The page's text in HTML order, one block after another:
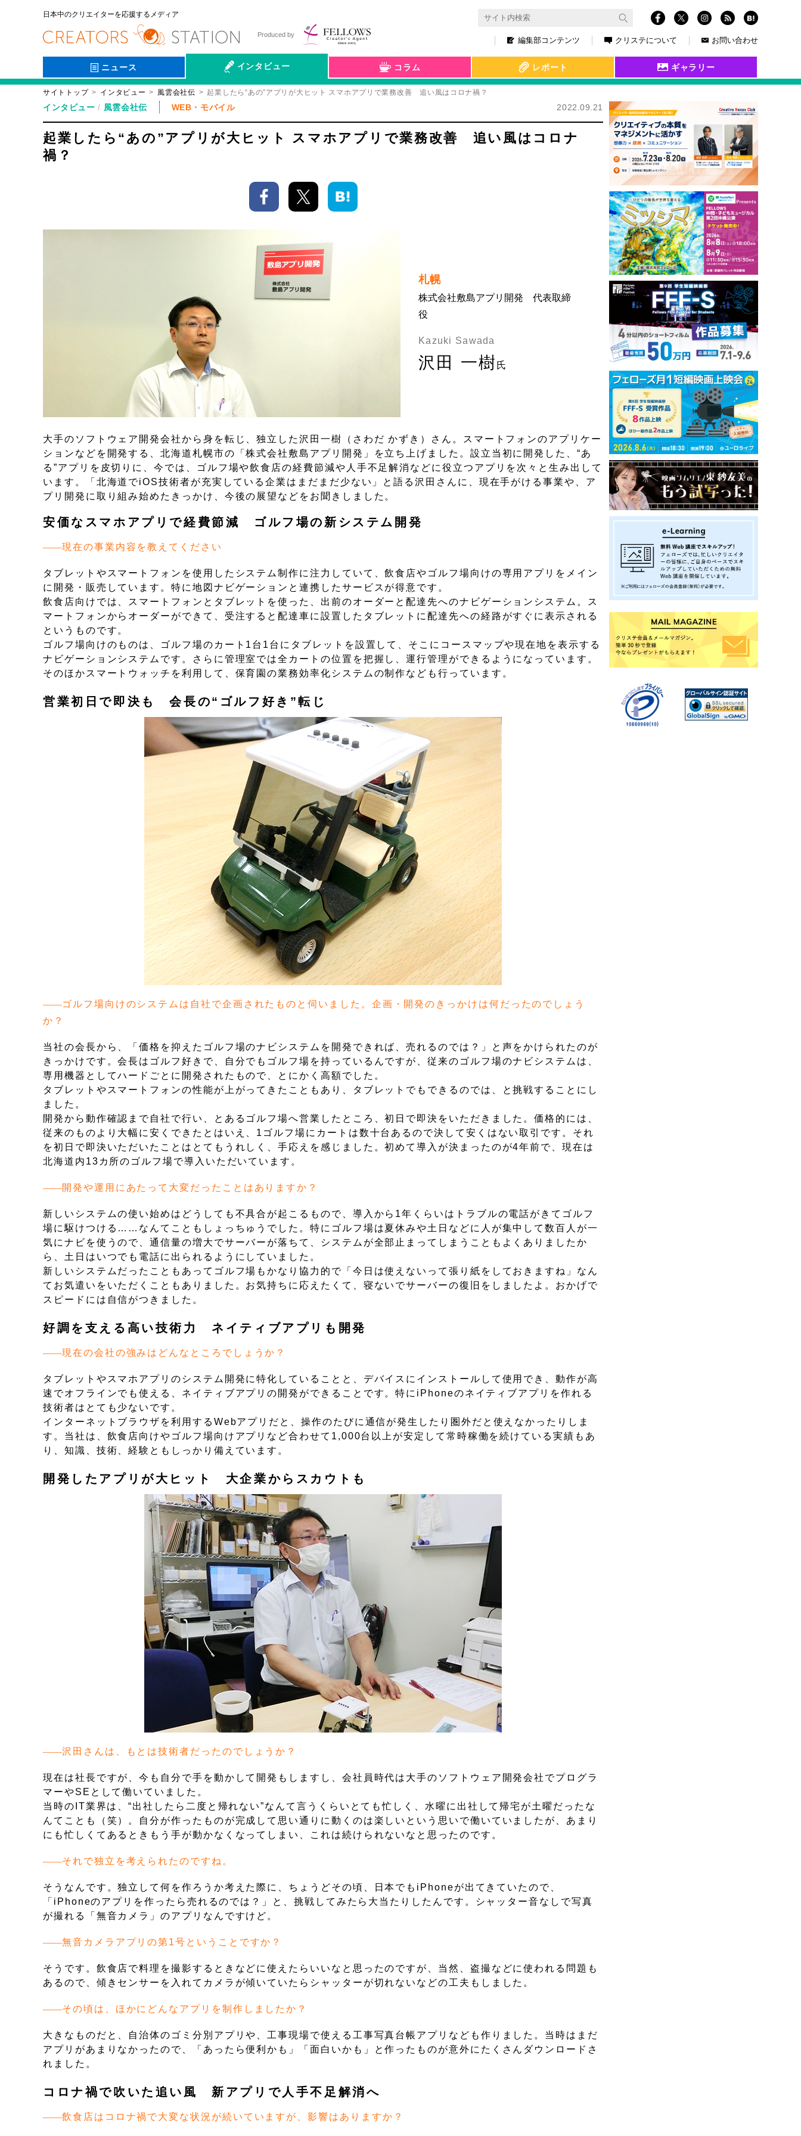
日本中のクリエイターを応援するメディア
編集部コンテンツ クリステについて お問い合わせ
Produced by
ニュース インタビュー
会社伝
コラム レポート ギャラリー
サイトトップ インタビュー 風雲会社伝 起業したら“あの”アプリが大ヒット スマホアプリで業務改善 追い風はコロナ禍？
インタビュー 風雲会社伝 WEB・モバイル 2022.09.21
起業したら“あの”アプリが大ヒット スマホアプリで業務改善 追い風はコロナ
禍？
札幌
株式会社敷島アプリ開発 代表取締
役
Kazuki Sawada
沢田 一樹 氏
大手のソフトウェア開発会社から身を転じ、独立した沢田一樹（さわだ かずき）さん。スマートフォンのアプリケー
ションなどを開発する、北海道札幌市の「株式会社敷島アプリ開発」を立ち上げました。設立当初に開発した、“あ
る”アプリを皮切りに、今では、ゴルフ場や飲食店の経費節減や人手不足解消などに役立つアプリを次々と生み出して
います。「北海道でiOS技術者が充実している企業はまだまだ少ない」と語る沢田さんに、現在手がける事業や、ア
プリ開発に取り組み始めたきっかけ、今後の展望などをお聞きしました。
安価なスマホアプリで経費節減 ゴルフ場の新システム開発
現在の事業内容を教えてください
タブレットやスマートフォンを使用したシステム制作に注力していて、飲食店やゴルフ場向けの専用アプリをメイン
に開発・販売しています。特に地図ナビゲーションと連携したサービスが得意です。
飲食店向けでは、スマートフォンとタブレットを使った、出前のオーダーと配達先へのナビゲーションシステム。ス
マートフォンからオーダーができて、受注すると配達車に設置したタブレットに配達先への経路がすぐに表示される
というものです。
ゴルフ場向けのものは、ゴルフ場のカート1台1台にタブレットを設置して、そこにコースマップや現在地を表示する
ナビゲーションシステムです。さらに管理室では全カートの位置を把握し、運行管理ができるようになっています。
そのほかスマートウォッチを利用して、保育園の業務効率化システムの制作なども行っています。
営業初日で即決も 会長の“ゴルフ好き”転じ
ゴルフ場向けのシステムは自社で企画されたものと伺いました。企画・開発のきっかけは何だったのでしょう
か？
当社の会長から、「価格を抑えたゴルフ場のナビシステムを開発できれば、売れるのでは？」と声をかけられたのが
きっかけです。会長はゴルフ好きで、自分でもゴルフ場を持っているんですが、従来のゴルフ場のナビシステムは、
専用機器としてハードごとに開発されたもので、とにかく高額でした。
タブレットやスマートフォンの性能が上がってきたこともあり、タブレットでもできるのでは、と挑戦することにし
ました。
開発から動作確認まで自社で行い、とあるゴルフ場へ営業したところ、初日で即決をいただきました。価格的には、
従来のものより大幅に安くできたとはいえ、1ゴルフ場にカートは数十台あるので決して安くはない取引です。それ
を初日で即決いただいたことはとてもうれしく、手応えを感じました。初めて導入が決まったのが4年前で、現在は
北海道内13カ所のゴルフ場で導入いただいています。
開発や運用にあたって大変だったことはありますか？
新しいシステムの使い始めはどうしても不具合が起こるもので、導入から1年くらいはトラブルの電話がきてゴルフ
場に駆けつける……なんてこともしょっちゅうでした。特にゴルフ場は夏休みや土日などに人が集中して数百人が一
気にナビを使うので、通信量の増大でサーバーが落ちて、システムが全部止まってしまうこともよくありましたか
ら、土日はいつでも電話に出られるようにしていました。
新しいシステムだったこともあってゴルフ場もかなり協力的で「今日は使えないって張り紙をしておきますね」なん
てお気遣いをいただくこともありました。お気持ちに応えたくて、寝ないでサーバーの復旧をしましたよ。おかげで
スピードには自信がつきました。
好調を支える高い技術力 ネイティブアプリも開発
現在の会社の強みはどんなところでしょうか？
タブレットやスマホアプリのシステム開発に特化していることと、デバイスにインストールして使用でき、動作が高
速でオフラインでも使える、ネイティブアプリの開発ができることです。特にiPhoneのネイティブアプリを作れる
技術者はとても少ないです。
インターネットブラウザを利用するWebアプリだと、操作のたびに通信が発生したり圏外だと使えなかったりしま
す。当社は、飲食店向けやゴルフ場向けアプリなど合わせて1,000台以上が安定して常時稼働を続けている実績もあ
り、知識、技術、経験ともしっかり備えています。
開発したアプリが大ヒット 大企業からスカウトも
沢田さんは、もとは技術者だったのでしょうか？
現在は社長ですが、今も自分で手を動かして開発もしますし、会社員時代は大手のソフトウェア開発会社でプログラ
マーやSEとして働いていました。
当時のIT業界は、“出社したら二度と帰れない”なんて言うくらいとても忙しく、水曜に出社して帰宅が土曜だったな
んてことも（笑）。自分が作ったものが完成して思い通りに動くのは楽しいという思いで働いていましたが、あまり
にも忙しくてあるときもう手が動かなくなってしまい、これは続けられないなと思ったのです。
それで独立を考えられたのですね。
そうなんです。独立して何を作ろうか考えた際に、ちょうどその頃、日本でもiPhoneが出てきていたので、
「iPhoneのアプリを作ったら売れるのでは？」と、挑戦してみたら大当たりしたんです。シャッター音なしで写真
が撮れる「無音カメラ」のアプリなんですけど。
無音カメラアプリの第1号ということですか？
そうです。飲食店で料理を撮影するときなどに使えたらいいなと思ったのですが、当然、盗撮などに使われる問題も
あるので、傾きセンサーを入れてカメラが傾いていたらシャッターが切れないなどの工夫もしました。
その頃は、ほかにどんなアプリを制作しましたか？
大きなものだと、自治体のゴミ分別アプリや、工事現場で使える工事写真台帳アプリなども作りました。当時はまだ
アプリがあまりなかったので、「あったら便利かも」「面白いかも」と作ったものが意外にたくさんダウンロードさ
れました。
コロナ禍で吹いた追い風 新アプリで人手不足解消へ
飲食店はコロナ禍で大変な状況が続いていますが、影響はありますか？